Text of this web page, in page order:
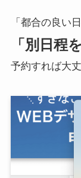
「都合の良い
「別日程
予約すれば大